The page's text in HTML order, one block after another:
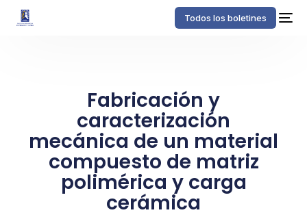
Todos los boletines
Fabricación y
caracterización
mecánica de un material
compuesto de matriz
polimérica y carga
cerámica